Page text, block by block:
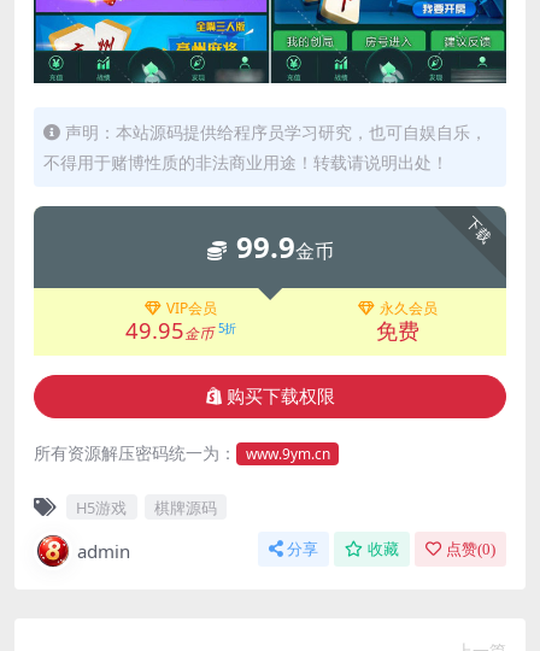
声明：本站源码提供给程序员学习研究，也可自娱自乐，
不得用于赌博性质的非法商业用途！转载请说明出处！
下载
99.9金币
VIP会员
49.95金币 5折
永久会员
免费
购买下载权限
所有资源解压密码统一为： www.9ym.cn
H5游戏 棋牌源码
admin 分享 收藏 点赞(0)